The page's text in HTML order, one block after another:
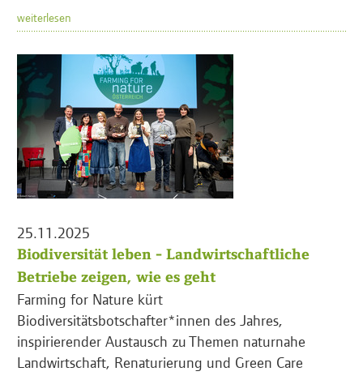
weiterlesen
25.11.2025
Biodiversität leben - Landwirtschaftliche
Betriebe zeigen, wie es geht
Farming for Nature kürt
Biodiversitätsbotschafter*innen des Jahres,
inspirierender Austausch zu Themen naturnahe
Landwirtschaft, Renaturierung und Green Care